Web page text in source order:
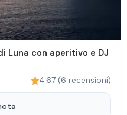
Luna con aperitivo e DJ
4.67 (6 recensioni)